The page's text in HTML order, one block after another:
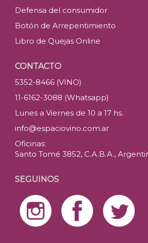
Defensa del consumidor
Botón de Arrepentimiento
Libro de Quejas Online
CONTACTO
5352-8466 (VINO)
11-6162-3088 (Whatsapp)
Lunes a Viernes de 10 a 17 hs.
info@espaciovino.com.ar
Oficinas:
Santo Tomé 3852, C.A.B.A.,
SEGUINOS